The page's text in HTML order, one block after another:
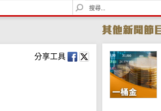
S
e
c
h
分享工具